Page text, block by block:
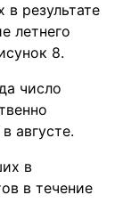
в результате
летнего
8.
число
августе.